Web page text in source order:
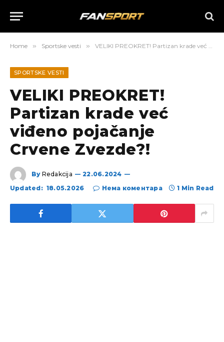
Home » Sportske vesti » VELIKI PREOKRET! Partizan krade već viđeno pojačanje Crvene Zvezde?!
SPORTSKE VESTI
VELIKI PREOKRET!
Partizan krade već
viđeno pojačanje
Crvene Zvezde?!
By Redakcija
22.06.2024
Updated: 18.05.2026 Нема коментара 1 Min Read